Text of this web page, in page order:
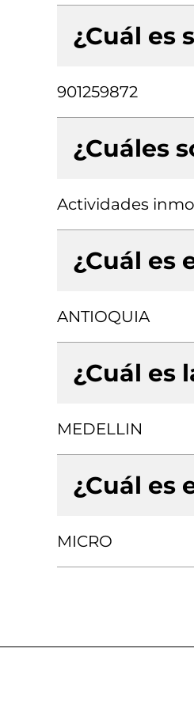
¿Cuál es
901259872
¿Cuáles
Actividades
¿Cuál es
ANTIOQUIA
¿Cuál es
MEDELLIN
¿Cuál es
MICRO